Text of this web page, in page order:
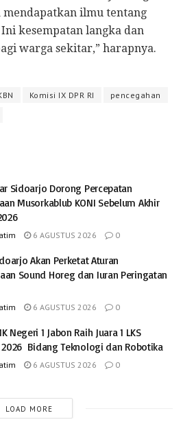
mendapatkan ilmu tentang
kesempatan langka dan
warga sekitar,” harapnya.
Komisi IX DPR RI
pencegahan
Sidoarjo Dorong Percepatan
Musorkablub KONI Sebelum Akhir
6 AGUSTUS 2026 0
Akan Perketat Aturan
Sound Horeg dan Iuran Peringatan
6 AGUSTUS 2026 0
Negeri 1 Jabon Raih Juara 1 LKS
2026 Bidang Teknologi dan Robotika
6 AGUSTUS 2026 0
LOAD MORE